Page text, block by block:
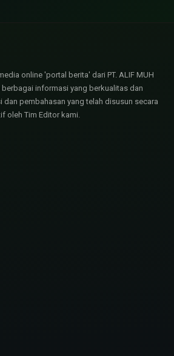
online 'portal berita' dari PT. ALIF MUH
berbagai informasi yang berkualitas dan
dan pembahasan yang telah disusun secara
oleh Tim Editor kami.